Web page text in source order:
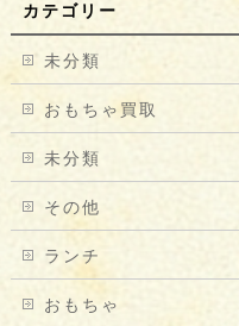
カテゴリー
未分類
おもちゃ買取
未分類
その他
ランチ
おもちゃ